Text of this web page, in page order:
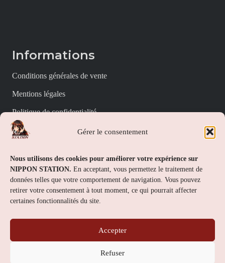
Gérer le consentement
Nous utilisons des cookies pour améliorer votre expérience sur
NIPPON STATION. En acceptant, vous permettez le traitement de
données telles que votre comportement de navigation. Vous pouvez
retirer votre consentement à tout moment, ce qui pourrait affecter
certaines fonctionnalités du site.
Accepter
Refuser
Informations
Conditions générales de vente
Mentions légales
Politique de confidentialité
Politique de cookies (UE)
Nippon Station
À propos
FAQs
Contact